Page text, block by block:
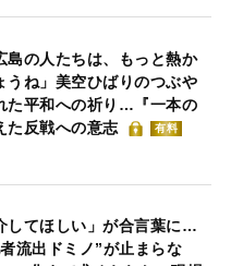
島の人たちは、もっと熱か
うね」美空ひばりのつぶや
た平和への祈り…『一本の
た反戦への意志
有料
してほしい」が合言葉に…
流出ドミノ”が止まらな